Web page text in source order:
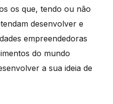
os que, tendo ou não
desenvolver e
empreendedoras
do mundo
a sua ideia de